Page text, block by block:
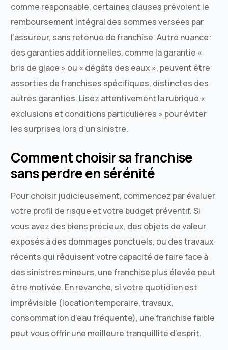
comme responsable, certaines clauses prévoient le
remboursement intégral des sommes versées par
l’assureur, sans retenue de franchise. Autre nuance:
des garanties additionnelles, comme la garantie «
bris de glace » ou « dégâts des eaux », peuvent être
assorties de franchises spécifiques, distinctes des
autres garanties. Lisez attentivement la rubrique «
exclusions et conditions particulières » pour éviter
les surprises lors d’un sinistre.
Comment choisir sa franchise
sans perdre en sérénité
Pour choisir judicieusement, commencez par évaluer
votre profil de risque et votre budget préventif. Si
vous avez des biens précieux, des objets de valeur
exposés à des dommages ponctuels, ou des travaux
récents qui réduisent votre capacité de faire face à
des sinistres mineurs, une franchise plus élevée peut
être motivée. En revanche, si votre quotidien est
imprévisible (location temporaire, travaux,
consommation d’eau fréquente), une franchise faible
peut vous offrir une meilleure tranquillité d’esprit.